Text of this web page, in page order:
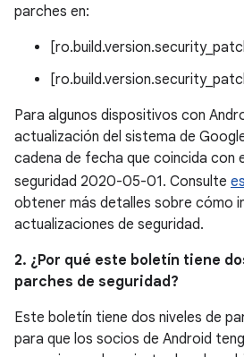
parches en:
Para algunos dispositivos con
actualización del sistema de
cadena de fecha que coincida con
seguridad 2020-05-01. Consulte
obtener más detalles sobre cómo
actualizaciones de seguridad.
2. ¿Por qué este boletín tiene
parches de seguridad?
Este boletín tiene dos niveles de
para que los socios de Android